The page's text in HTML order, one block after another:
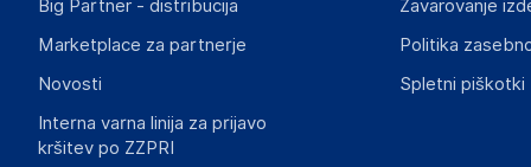
support@inf.se
Slike o varnosti izdelka vsebujejo opozorila na embalaži
informacije, povezane z določenim izdelkom.
Big Partner - distribucija
Marketplace za partnerje
Novosti
Interna varna linija za prijavo
kršitev po ZZPRI
Zavarovanje
Politika
Spletni piškotki